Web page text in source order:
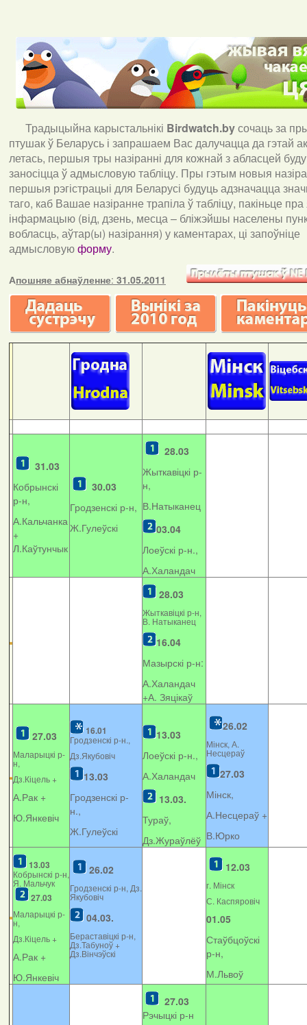
Традыцыйна карыстальнікі Birdwatch.byсочаць за
птушак ў Беларусь і запрашаем Вас далучацца да гэтай
летась, першыя тры назіранні для кожнай з абласцей
заносіцца ў адмысловую табліцу. Пры гэтым новыя
першыя рэгістрацыі для Беларусі будуць адзначацца
таго, каб Вашае назіранне трапіла ў табліцу, пакіньце пра
інфармацыю (від, дзень, месца – бліжэйшы населены
вобласць, аўтар(ы) назірання) у каментарах, ці запоўніце
адмысловуюформу.
Апошняе абнаўленне: 31.05.2011
31.03
Кобрынскі
р-н,
А.Кальчанка
+
Л.Каўтунчык
30.03
Гродзенскі р-н,
Ж.Гулеўскі
28.03
Жыткавіцкі р-
н,
В.Натыканец
03.04
Лоеўскі р-н.,
А.Халандач
28.03
Жыткавіцкі р-н,
В. Натыканец
16.04
Мазырскі р-н:
А.Халандач
+А. Зяцікаў
27.03
Маларыцкі р-
н,
Дз.Кіцель +
А.Рак +
Ю.Янкевіч
16.01
Гродзенскі р-н.,
Дз.Якубовіч
13.03
Гродзенскі р-
н.,
Ж.Гулеўскі
13.03
Лоеўскі р-н.,
А.Халандач
13.03.
Тураў,
Дз.Жураўлёў
26.02
Мінск, А.
Несцераў
27.03
Мінск,
А.Несцераў +
В.Юрко
13.03
Кобрынскі р-н,
Я. Мальчук
27.03
Маларыцкі р-
н,
Дз.Кіцель +
А.Рак +
Ю.Янкевіч
26.02
Гродзенскі р-н, Дз.
Якубовіч
04.03.
Бераставіцкі р-н,
Дз.Табуноў +
Дз.Вінчэўскі
12.03
г. Мінск
С. Каспяровіч
01.05
Стаўбцоўскі
р-н,
М.Львоў
27.03
Рэчыцкі р-н